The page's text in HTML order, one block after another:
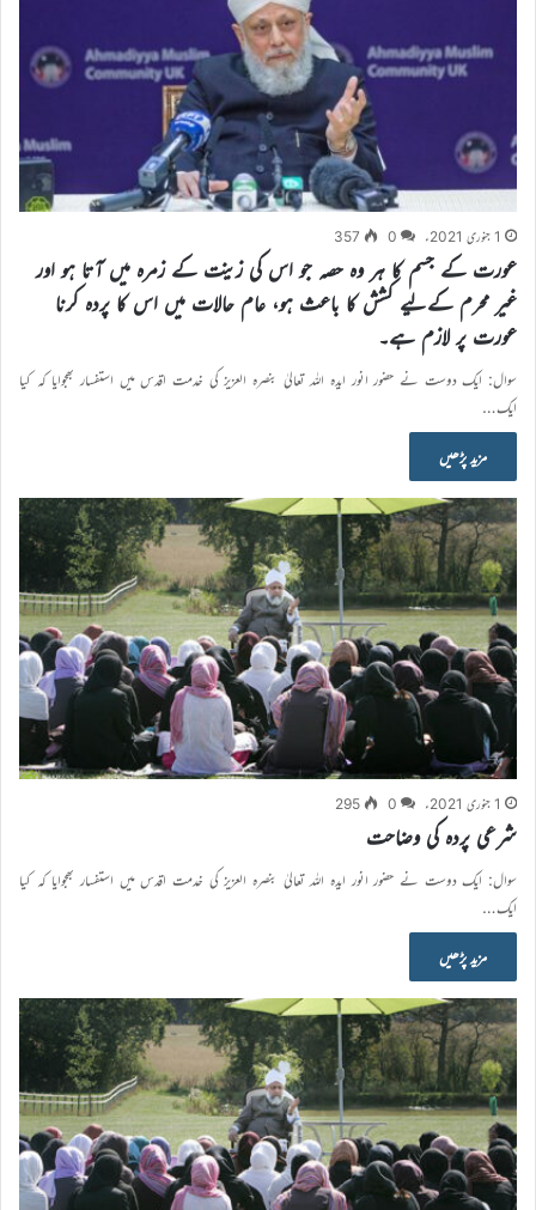
1 جنوری 2021ء 0
357
عورت کے جسم کا ہر وہ حصہ جو اس کی زینت کے زمرہ میں آتا ہو اور
غیر محرم کےلیے کشش کا باعث ہو، عام حالات میں اس کا پردہ کرنا
عورت پر لازم ہے۔
سوال: ایک دوست نے حضور انور ایدہ اللہ تعالیٰ بنصرہ العزیز کی خدمت اقدس میں استفسار بھجوایا کہ کیا
ایک…
مزید پڑھیں
1 جنوری 2021ء 0
295
شرعی پردہ کی وضاحت
سوال: ایک دوست نے حضور انور ایدہ اللہ تعالیٰ بنصرہ العزیز کی خدمت اقدس میں استفسار بھجوایا کہ کیا
ایک…
مزید پڑھیں